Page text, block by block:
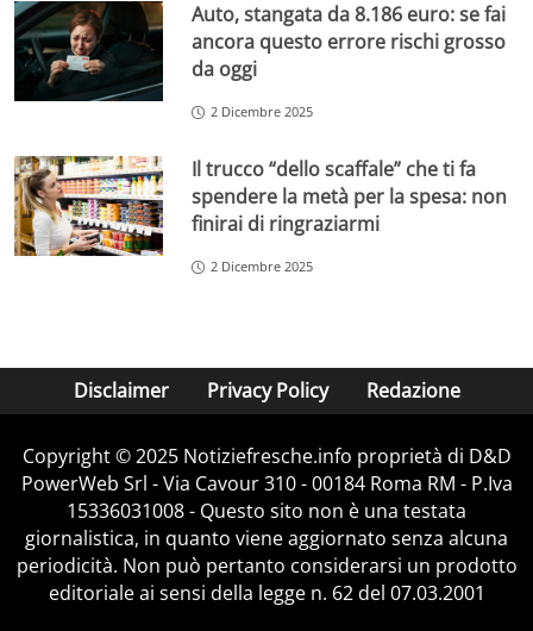
Auto, stangata da 8.186 euro: se fai
ancora questo errore rischi grosso
da oggi
2 Dicembre 2025
Il trucco “dello scaffale” che ti fa
spendere la metà per la spesa: non
finirai di ringraziarmi
2 Dicembre 2025
Disclaimer Privacy Policy Redazione
Copyright © 2025 Notiziefresche.info proprietà di D&D
PowerWeb Srl - Via Cavour 310 - 00184 Roma RM - P.Iva
15336031008 - Questo sito non è una testata
giornalistica, in quanto viene aggiornato senza alcuna
periodicità. Non può pertanto considerarsi un prodotto
editoriale ai sensi della legge n. 62 del 07.03.2001